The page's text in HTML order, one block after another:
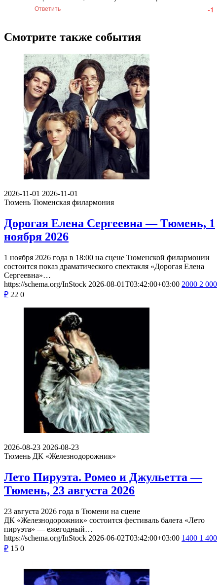
Ответить -1
Смотрите также события
2026-11-01 2026-11-01
Тюмень Тюменская филармония
Дорогая Елена Сергеевна — Тюмень, 1
ноября 2026
1 ноября 2026 года в 18:00 на сцене Тюменской филармонии
состоится показ драматического спектакля «Дорогая Елена
Сергеевна»…
https://schema.org/InStock 2026-08-01T03:42:00+03:00 2000 2 000
₽ 22 0
2026-08-23 2026-08-23
Тюмень ДК «Железнодорожник»
Лето Пируэта. Ромео и Джульетта —
Тюмень, 23 августа 2026
23 августа 2026 года в Тюмени на сцене
ДК «Железнодорожник» состоится фестиваль балета «Лето
пируэта» — ежегодный…
https://schema.org/InStock 2026-06-02T03:42:00+03:00 1400 1 400
₽ 15 0